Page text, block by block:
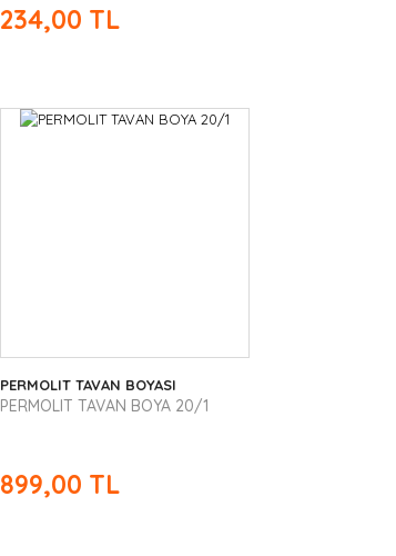
234,00 TL
PERMOLIT TAVAN BOYASI
PERMOLIT TAVAN BOYA 20/1
899,00 TL